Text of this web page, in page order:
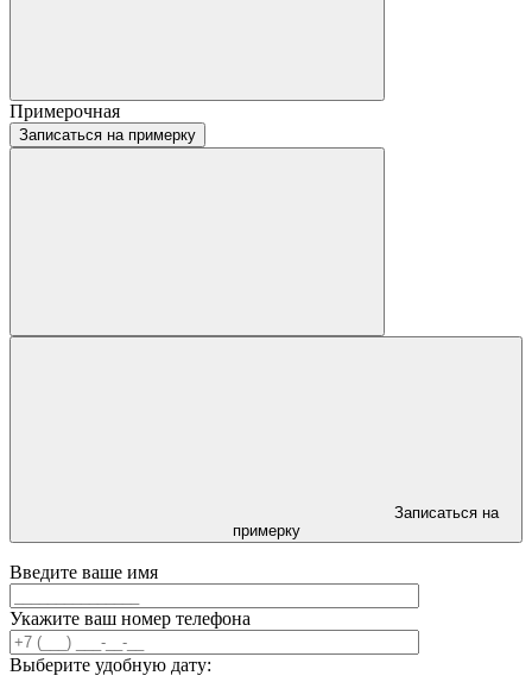
Примерочная
Записаться на примерку
Записаться на
примерку
Введите ваше имя
Укажите ваш номер телефона
Выберите удобную дату: